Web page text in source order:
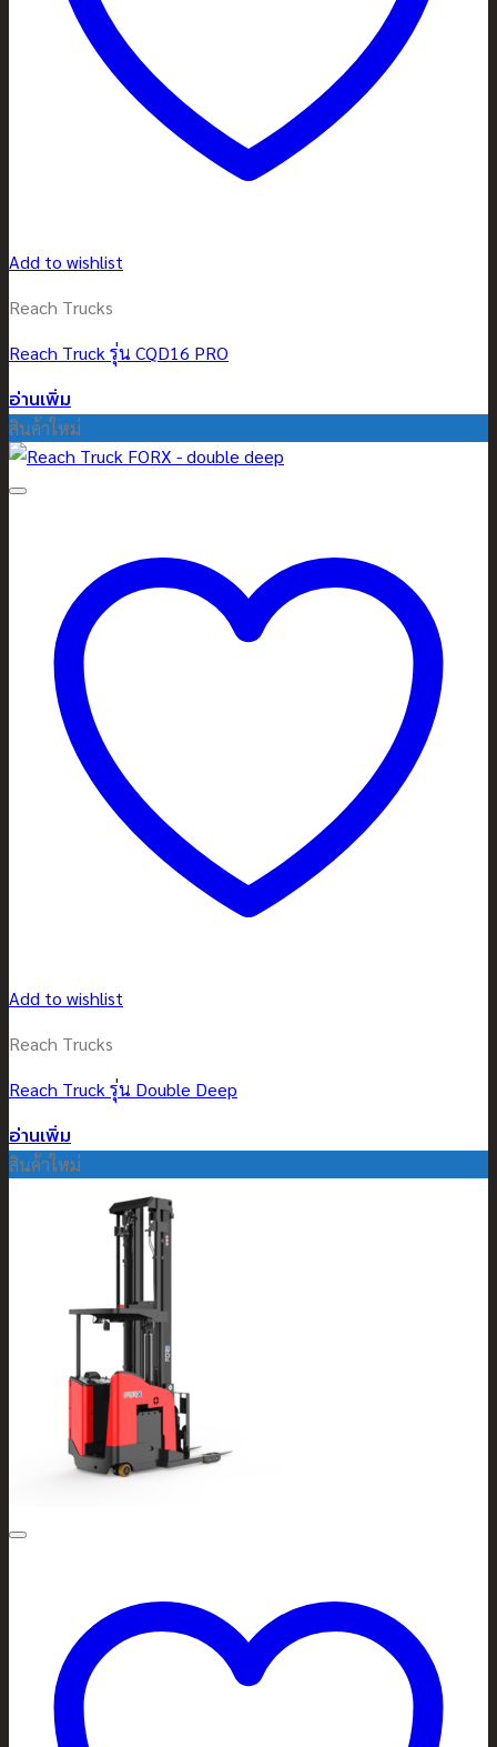
Add to wishlist
Reach Trucks
Reach Truck รุ่น CQD16 PRO
อ่านเพิ่ม
สินค้าใหม่
Add to wishlist
Reach Trucks
Reach Truck รุ่น Double Deep
อ่านเพิ่ม
สินค้าใหม่